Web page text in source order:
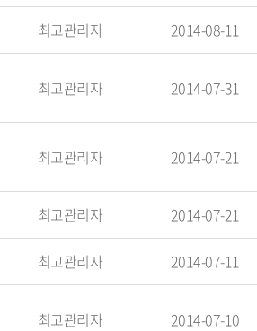
색
최고관리자 2014-08-11
최고관리자 2014-07-31
최고관리자 2014-07-21
최고관리자 2014-07-21
최고관리자 2014-07-11
최고관리자 2014-07-10